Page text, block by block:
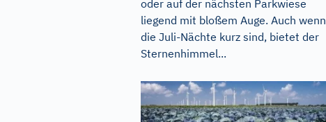
oder auf der nächsten Parkwiese
liegend mit bloßem Auge. Auch wenn
die Juli-Nächte kurz sind, bietet der
Sternenhimmel...